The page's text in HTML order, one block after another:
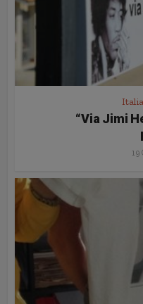
Italia
“Via Jimi
19